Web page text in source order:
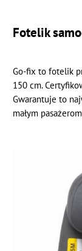
Fotelik
Go-fix to fotelik
150 cm.
Gwarantuje to
małym